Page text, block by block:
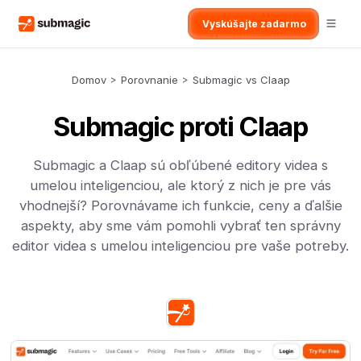
Vyskúšajte zadarmo
Domov > Porovnanie > Submagic vs Claap
Submagic proti Claap
Submagic a Claap sú obľúbené editory videa s
umelou inteligenciou, ale ktorý z nich je pre vás
vhodnejší? Porovnávame ich funkcie, ceny a ďalšie
aspekty, aby sme vám pomohli vybrať ten správny
editor videa s umelou inteligenciou pre vaše potreby.